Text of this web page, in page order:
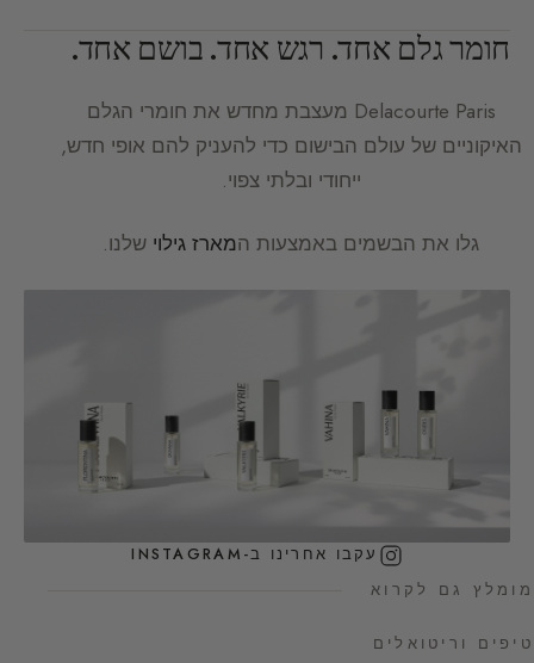
חומר גלם אחד. רגש אחד. בושם אחד.
Delacourte Paris מעצבת מחדש את חומרי הגלם
האיקוניים של עולם הבישום כדי להעניק להם אופי חדש,
ייחודי ובלתי צפוי.
גלו את הבשמים באמצעות המארז גילוי שלנו.
עקבו אחרינו ב-INSTAGRAM
מומלץ גם לקרוא
טיפים וריטואלים